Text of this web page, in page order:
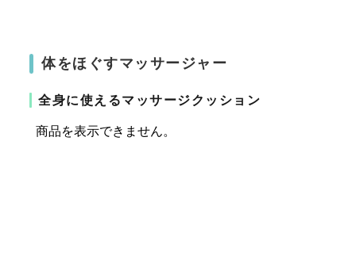
体をほぐすマッサージャー
全身に使えるマッサージクッション